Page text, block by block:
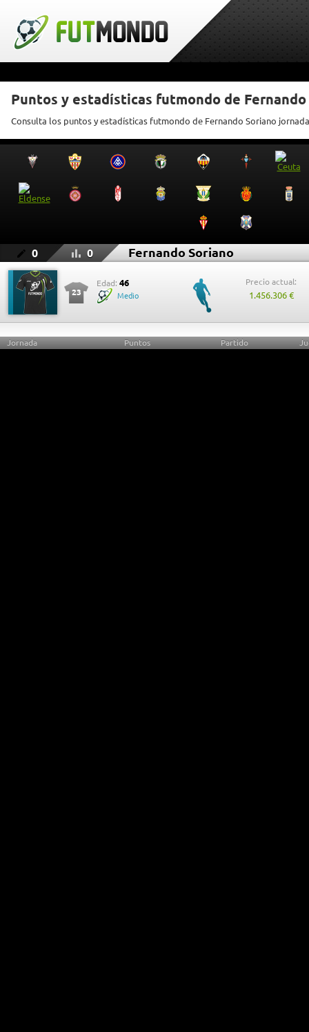
Puntos y estadísticas futmondo de Fernando
Consulta los puntos y estadísticas futmondo de Fernando Soriano
0 0 Fernando Soriano
23
Edad: 46
Medio
Precio actual:
1.456.306 €
Jornada Puntos Partido